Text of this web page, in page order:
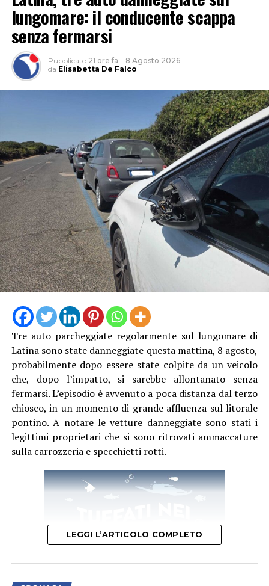
lungomare: il conducente scappa
senza fermarsi
Pubblicato 21 ore fa – 8 Agosto 2026
da Elisabetta De Falco
Tre auto parcheggiate regolarmente sul lungomare di
Latina sono state danneggiate questa mattina, 8 agosto,
probabilmente dopo essere state colpite da un veicolo
che, dopo l’impatto, si sarebbe allontanato senza
fermarsi. L’episodio è avvenuto a poca distanza dal terzo
chiosco, in un momento di grande affluenza sul litorale
pontino. A notare le vetture danneggiate sono stati i
legittimi proprietari che si sono ritrovati ammaccature
sulla carrozzeria e specchietti rotti.
LEGGI L’ARTICOLO COMPLETO